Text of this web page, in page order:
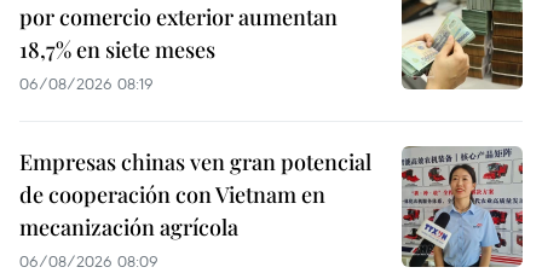
por comercio exterior aumentan
18,7% en siete meses
06/08/2026 08:19
Empresas chinas ven gran potencial
de cooperación con Vietnam en
mecanización agrícola
06/08/2026 08:09